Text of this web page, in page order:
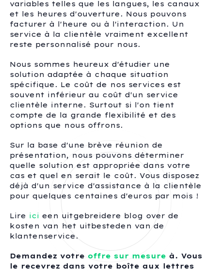
variables telles que les langues, les canaux
et les heures d'ouverture. Nous pouvons
facturer à l'heure ou à l'interaction. Un
service à la clientèle vraiment excellent
reste personnalisé pour nous.
Nous sommes heureux d'étudier une
solution adaptée à chaque situation
spécifique. Le coût de nos services est
souvent inférieur au coût d'un service
clientèle interne. Surtout si l'on tient
compte de la grande flexibilité et des
options que nous offrons.
Sur la base d'une brève réunion de
présentation, nous pouvons déterminer
quelle solution est appropriée dans votre
cas et quel en serait le coût. Vous disposez
déjà d'un service d'assistance à la clientèle
pour quelques centaines d'euros par mois !
Lire ici een uitgebreidere blog over de
kosten van het uitbesteden van de
klantenservice.
Demandez votre offre sur mesure à. Vous
le recevrez dans votre boîte aux lettres